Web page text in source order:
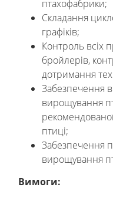
птахофабрики;
Складання
графіків;
Контроль всіх
бройлерів,
дотримання
Забезпечення
вирощування
птиці;
Забезпечення
вирощування
Вимоги: